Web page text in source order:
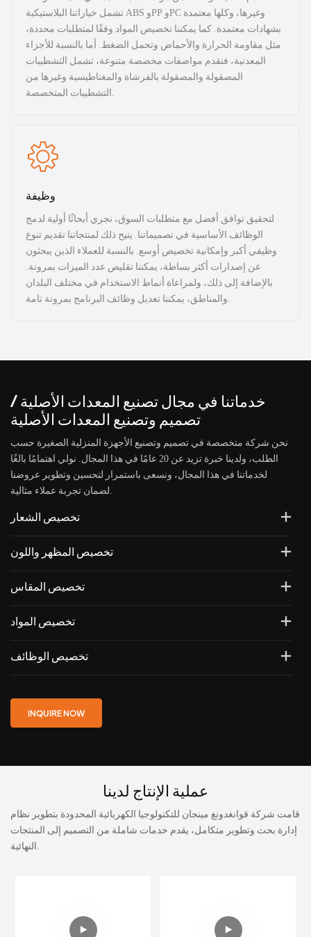
تشمل خياراتنا البلاستيكية ABS وPP وPC وغيرها، وكلها معتمدة
بشهادات معتمدة. كما يمكننا تخصيص المواد وفقًا لمتطلبات محددة،
مثل مقاومة الحرارة والأحماض وتحمل الضغط. أما بالنسبة للأجزاء
المعدنية، فنقدم مواصفات مخصصة متنوعة، تشمل التشطيبات
المصقولة والمصقولة بالفرشاة والمغناطيسية وغيرها من
وظيفة
لتحقيق توافق أفضل مع متطلبات السوق، نجري أبحاثًا أولية لدمج
الوظائف الأساسية في تصميماتنا. يتيح ذلك لمنتجاتنا تقديم تنوع
وظيفي أكبر وإمكانية تخصيص أوسع. بالنسبة للعملاء الذين يبحثون
عن إصدارات أكثر بساطة، يمكننا تقليص عدد الميزات بمرونة.
بالإضافة إلى ذلك، ولمراعاة أنماط الاستخدام في مختلف البلدان
والمناطق، يمكننا تعديل وظائف البرنامج بمرونة تامة.
خدماتنا في مجال تصنيع المعدات الأصلية /
تصميم وتصنيع المعدات الأصلية
نحن شركة متخصصة في تصميم وتصنيع الأجهزة المنزلية الصغيرة حسب
الطلب، ولدينا خبرة تزيد عن 20 عامًا في هذا المجال. نولي اهتمامًا بالغًا
لخدماتنا في هذا المجال، ونسعى باستمرار لتحسين وتطوير عروضنا
تخصيص الشعار
تخصيص المظهر واللون
تخصيص المقاس
تخصيص المواد
تخصيص الوظائف
INQUIRE NOW
عملية الإنتاج لدينا
قامت شركة قوانغدونغ مينجان للتكنولوجيا الكهربائية المحدودة بتطوير نظام
إدارة بحث وتطوير متكامل، يقدم خدمات شاملة من التصميم إلى المنتجات